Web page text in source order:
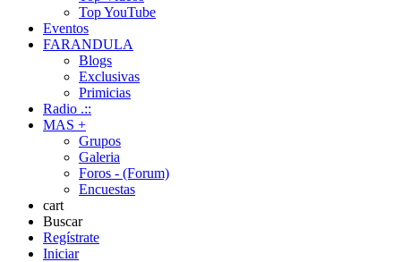
Top YouTube
Eventos
FARANDULA
Blogs
Exclusivas
Primicias
Radio .::
MAS +
Grupos
Galeria
Foros - (Forum)
Encuestas
cart
Buscar
Regístrate
Iniciar